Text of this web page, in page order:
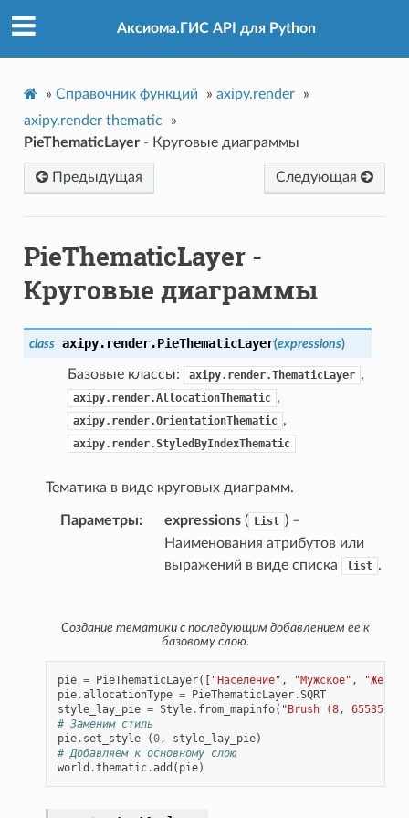
Аксиома.ГИС API для Python
» Справочник функций » axipy.render
»
axipy.render thematic
»
PieThematicLayer- Круговые диаграммы
Следующая
Предыдущая
PieThematicLayer-
Круговые диаграммы
class axipy.render.PieThematicLayer(expressions)
Базовые классы: axipy.render.ThematicLayer ,
axipy.render.AllocationThematic ,
axipy.render.OrientationThematic ,
axipy.render.StyledByIndexThematic
Тематика в виде круговых диаграмм.
Параметры expressions( List ) –
Наименования атрибутов или
выражений в виде списка
list .
Создание тематики с последующим добавлением ее к
базовому слою.
pie = PieThematicLayer([ "Население" , "Мужское" ,
pie.allocationType = PieThematicLayer.SQRT
style_lay_pie = Style. from_mapinfo( "Brush (8, 65535,
# Заменим стиль
pie. set_style (0, style_lay_pie)
# Добавляем к основному слою
world .thematic.add ( pie)